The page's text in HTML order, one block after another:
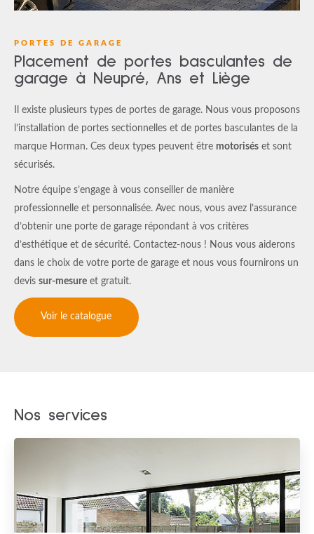
PORTES DE GARAGE
Placement de portes basculantes de
garage à Neupré, Ans et Liège
Il existe plusieurs types de portes de garage. Nous vous proposons
l’installation de portes sectionnelles et de portes basculantes de la
marque Horman. Ces deux types peuvent être motorisés et sont
sécurisés.
Notre équipe s’engage à vous conseiller de manière
professionnelle et personnalisée. Avec nous, vous avez l’assurance
d’obtenir une porte de garage répondant à vos critères
d’esthétique et de sécurité. Contactez-nous ! Nous vous aiderons
dans le choix de votre porte de garage et nous vous fournirons un
devis sur-mesure et gratuit.
Voir le catalogue
Nos services